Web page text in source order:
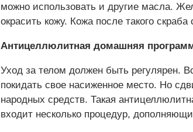
можно использовать и другие масла.
окрасить кожу. Кожа после такого
Антицеллюлитная домашняя
Уход за телом должен быть регулярен.
покидать свое насиженное место. Но
народных средств. Такая
входит несколько процедур,